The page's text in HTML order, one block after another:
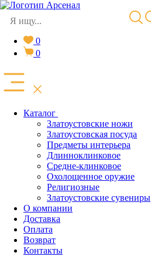
0
0
Каталог
Златоустовские ножи
Златоустовская посуда
Предметы интерьера
Длинноклинковое
Средне-клинковое
Охолощенное оружие
Религиозные
Златоустовские сувениры
О компании
Доставка
Оплата
Возврат
Контакты